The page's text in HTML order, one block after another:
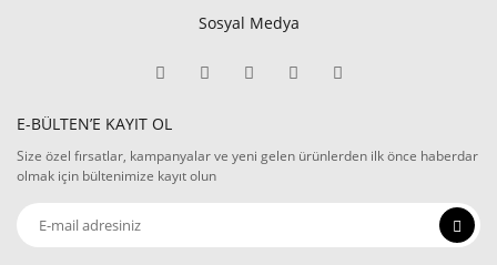
Sosyal Medya
E-BÜLTEN’E KAYIT OL
Size özel fırsatlar, kampanyalar ve yeni gelen ürünlerden ilk önce haberdar
olmak için bültenimize kayıt olun